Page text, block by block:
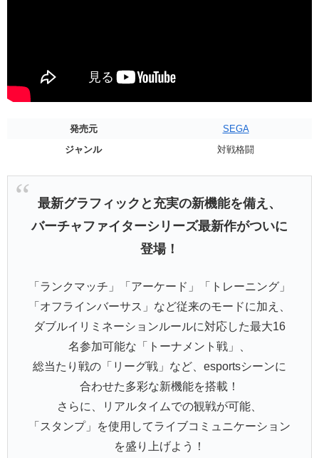
発売元
SEGA
ジャンル
対戦格闘
最新グラフィックと充実の新機能を備え、
バーチャファイターシリーズ最新作がついに
登場！
「ランクマッチ」「アーケード」「トレーニング」
「オフラインバーサス」など従来のモードに加え、
ダブルイリミネーションルールに対応した最大16
名参加可能な「トーナメント戦」、
総当たり戦の「リーグ戦」など、esportsシーンに
合わせた多彩な新機能を搭載！
さらに、リアルタイムでの観戦が可能、
「スタンプ」を使用してライブコミュニケーション
を盛り上げよう！